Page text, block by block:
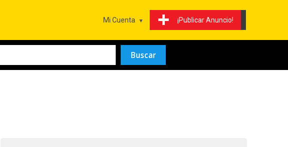
¡Publicar Anuncio!
Mi Cuenta